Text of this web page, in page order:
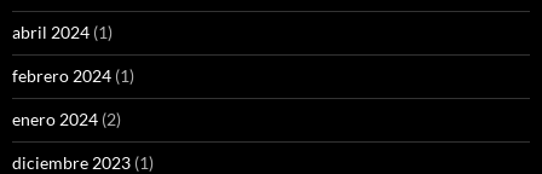
abril 2024 (1)
febrero 2024 (1)
enero 2024 (2)
diciembre 2023 (1)